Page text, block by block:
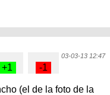
03-03-13 12:47
(el de la foto de la